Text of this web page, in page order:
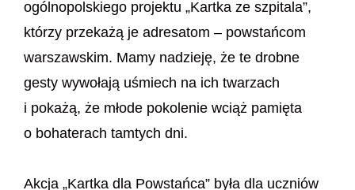
ogólnopolskiego projektu „Kartka ze szpitala”,
którzy przekażą je adresatom – powstańcom
warszawskim. Mamy nadzieję, że te drobne
gesty wywołają uśmiech na ich twarzach
i pokażą, że młode pokolenie wciąż pamięta
o bohaterach tamtych dni.
Akcja „Kartka dla Powstańca” była dla uczniów